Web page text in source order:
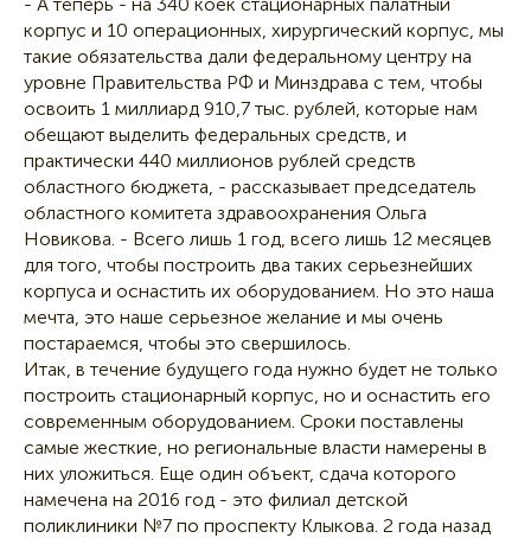
корпус и 10 операционных, хирургический корпус, мы
такие обязательства дали федеральному центру на
уровне Правительства РФ и Минздрава с тем, чтобы
освоить 1 миллиард 910,7 тыс. рублей, которые нам
обещают выделить федеральных средств, и
практически 440 миллионов рублей средств
областного бюджета, - рассказывает председатель
областного комитета здравоохранения Ольга
Новикова. - Всего лишь 1 год, всего лишь 12 месяцев
для того, чтобы построить два таких серьезнейших
корпуса и оснастить их оборудованием. Но это наша
мечта, это наше серьезное желание и мы очень
постараемся, чтобы это свершилось.
Итак, в течение будущего года нужно будет не только
построить стационарный корпус, но и оснастить его
современным оборудованием. Сроки поставлены
самые жесткие, но региональные власти намерены в
них уложиться. Еще один объект, сдача которого
намечена на 2016 год - это филиал детской
поликлиники №7 по проспекту Клыкова. 2 года назад